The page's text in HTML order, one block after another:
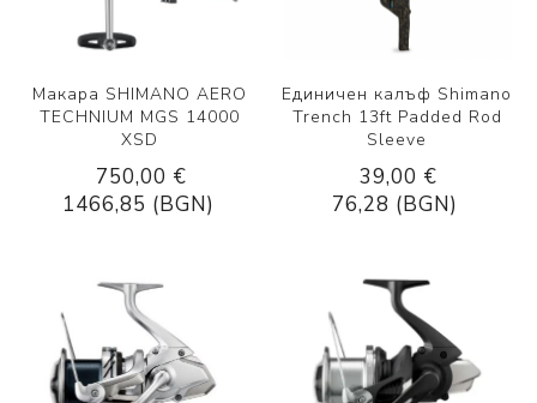
Макара SHIMANO AERO
TECHNIUM MGS 14000
XSD
750,00 €
1466,85 (BGN)
Единичен калъф Shimano
Trench 13ft Padded Rod
Sleeve
39,00 €
76,28 (BGN)